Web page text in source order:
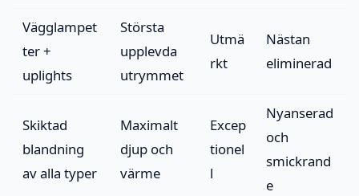
Vägglampet
ter +
uplights
Största
upplevda
utrymmet
Utmä
rkt
Nästan
eliminerad
Skiktad
blandning
av alla typer
Maximalt
djup och
värme
Excep
tionel
l
Nyanserad
och
smickrand
e